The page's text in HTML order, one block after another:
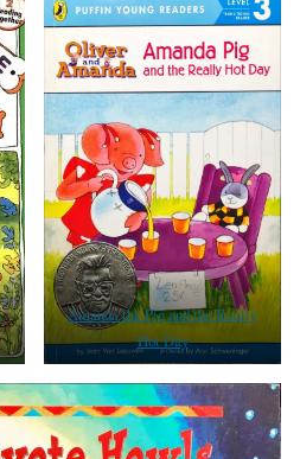
Amanda the Pig and the Really
Hot Day